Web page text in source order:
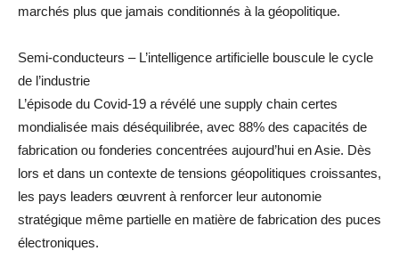
marchés plus que jamais conditionnés à la géopolitique.
Semi-conducteurs – L’intelligence artificielle bouscule le cycle
de l’industrie
L’épisode du Covid-19 a révélé une supply chain certes
mondialisée mais déséquilibrée, avec 88% des capacités de
fabrication ou fonderies concentrées aujourd’hui en Asie. Dès
lors et dans un contexte de tensions géopolitiques croissantes,
les pays leaders œuvrent à renforcer leur autonomie
stratégique même partielle en matière de fabrication des puces
électroniques.